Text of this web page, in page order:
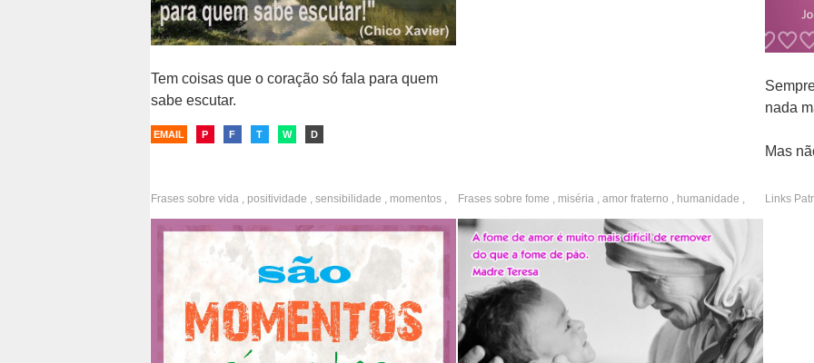
Tem coisas que o coração só fala para quem
sabe escutar.
EMAIL P F T W D
nada
Mas
Você
Frases sobre vida, positividade , sensibilidade , momentos,
Frases sobre fome , miséria, amor fraterno , humanidade ,
Links